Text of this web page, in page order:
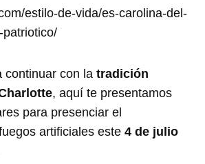
estilo-de-vida/es-carolina-del-
patriotico/
continuar con latradición
, aquí te presentamos
para presenciar el
artificiales este 4 de julio